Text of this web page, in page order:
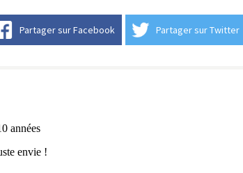
Partager sur Facebook Partager sur Twitter